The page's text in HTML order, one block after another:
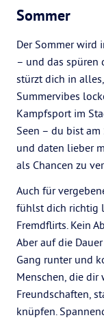
Sommer
Der Sommer wird
– und das spüren
stürzt dich in
Summervibes
Kampfsport im
Seen – du bist
und daten lieber
als Chancen zu
Auch für
fühlst dich richtig
Fremdflirts. Kein
Aber auf die
Gang runter und
Menschen, die dir
Freundschaften,
knüpfen.